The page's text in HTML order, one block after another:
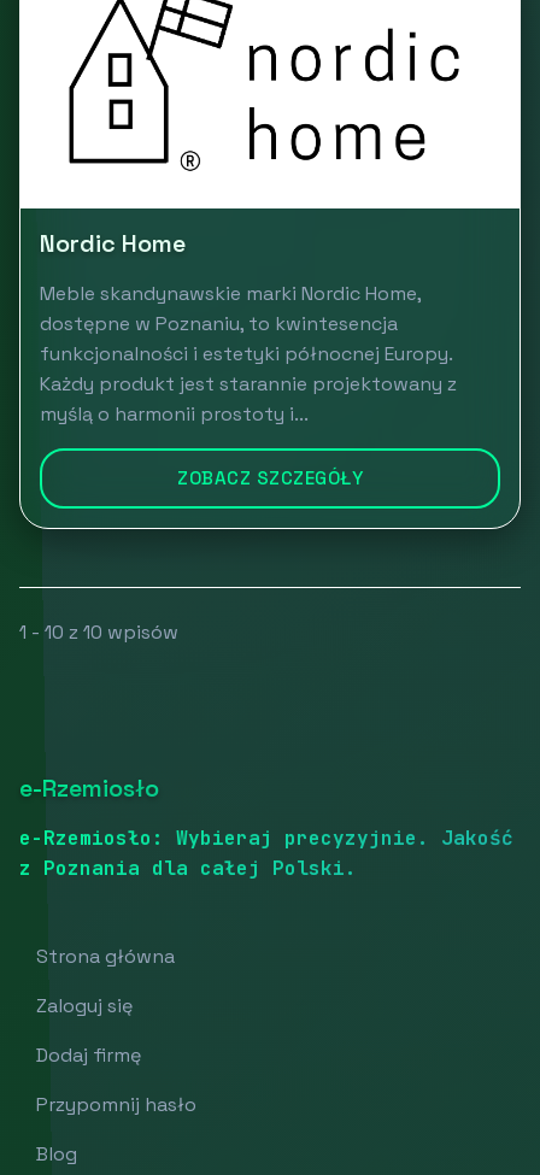
Nordic Home
Meble skandynawskie marki Nordic Home,
dostępne w Poznaniu, to kwintesencja
funkcjonalności i estetyki północnej Europy.
Każdy produkt jest starannie projektowany z
myślą o harmonii prostoty i...
ZOBACZ SZCZEGÓŁY
1 - 10 z 10 wpisów
e-Rzemiosło
e-Rzemiosło: Wybieraj precyzyjnie. Jakość
z Poznania dla całej Polski.
Strona główna
Zaloguj się
Dodaj firmę
Przypomnij hasło
Blog